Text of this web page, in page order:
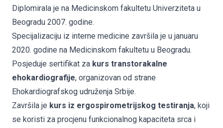
Diplomirala je na Medicinskom fakultetu Univerziteta u
Beogradu 2007. godine.
Specijalizaciju iz interne medicine završila je u januaru
2020. godine na Medicinskom fakultetu u Beogradu.
Posjeduje sertifikat za kurs transtorakalne
ehokardiografije, organizovan od strane
Ehokardiografskog udruženja Srbije.
Završila je kurs iz ergospirometrijskog testiranja, koji
se koristi za procjenu funkcionalnog kapaciteta srca i